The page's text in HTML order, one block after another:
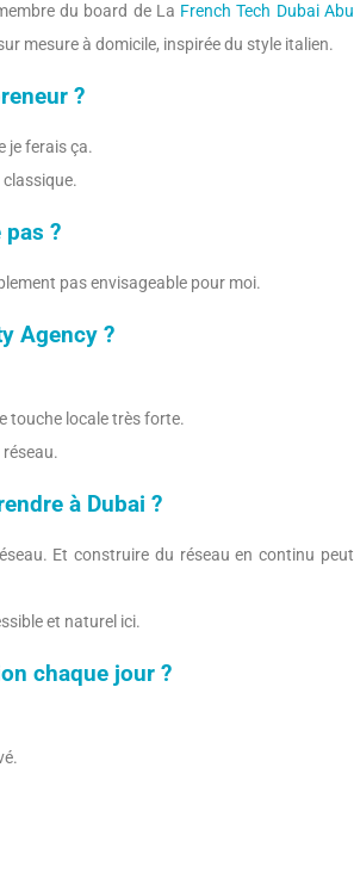
du board de La French Tech Dubai Abu
mesure à domicile, inspirée du style italien.
?
je ferais ça.
pas ?
pas envisageable pour moi.
Agency ?
touche locale très forte.
à Dubai ?
Et construire du réseau en continu peut
et naturel ici.
chaque jour ?